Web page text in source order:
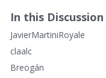
c
e
s
r
á
In this Discussion
JavierMartiniRoyale
claalc
Breogán